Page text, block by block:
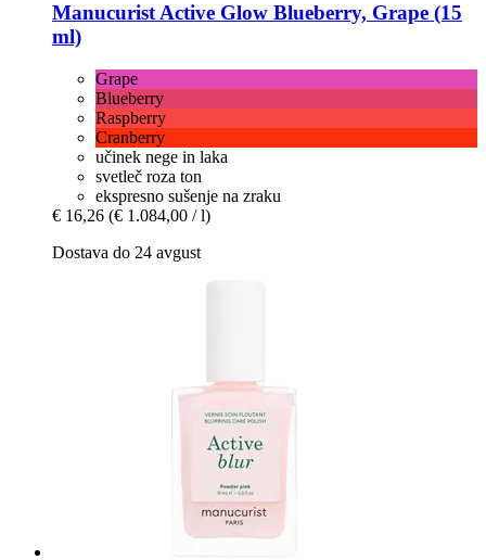
Manucurist Active Glow Blueberry, Grape (15
ml)
Grape
Blueberry
Raspberry
Cranberry
učinek nege in laka
svetleč roza ton
ekspresno sušenje na zraku
€ 16,26 (€ 1.084,00 / l)
Dostava do 24 avgust